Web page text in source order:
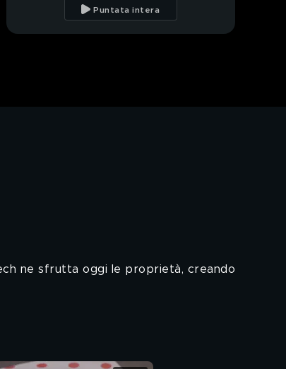
con speck e formaggio
Puntata intera
ne sfrutta oggi le proprietà, creando